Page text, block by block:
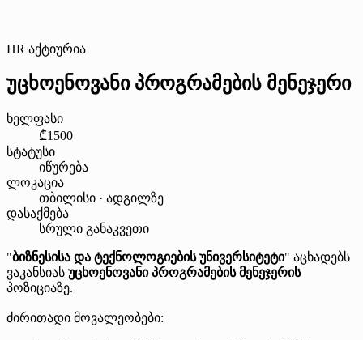
HR აქტიურია
უცხოენოვანი პროგრამების მენეჯერი
ხელფასი
₾1500
სტატუსი
იწურება
ლოკაცია
თბილისი · ადგილზე
დასაქმება
სრული განაკვეთი
"ბიზნესისა და ტექნოლოგიების უნივერსიტეტი" აცხადებს
ვაკანსიას უცხოენოვანი პროგრამების მენეჯერის
პოზიციაზე.
ძირითადი მოვალეობები: